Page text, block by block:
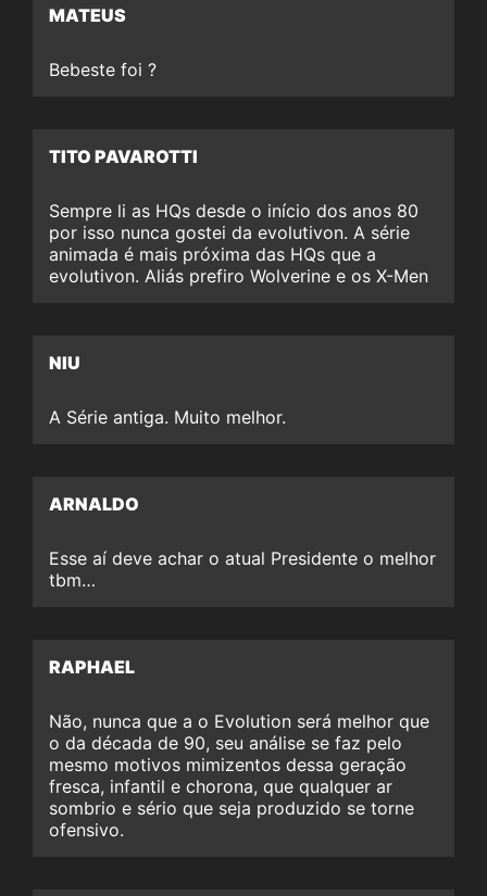
MATEUS
Bebeste foi ?
TITO PAVAROTTI
Sempre li as HQs desde o início dos anos 80
por isso nunca gostei da evolutivon. A série
animada é mais próxima das HQs que a
evolutivon. Aliás prefiro Wolverine e os X-Men
NIU
A Série antiga. Muito melhor.
ARNALDO
Esse aí deve achar o atual Presidente o melhor
tbm…
RAPHAEL
Não, nunca que a o Evolution será melhor que
o da década de 90, seu análise se faz pelo
mesmo motivos mimizentos dessa geração
fresca, infantil e chorona, que qualquer ar
sombrio e sério que seja produzido se torne
ofensivo.